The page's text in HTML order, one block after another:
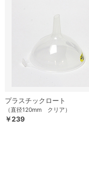
プラスチックロート
（直径120mm クリア）
￥239